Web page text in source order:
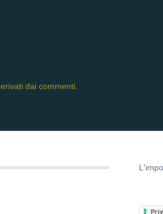
dai commenti